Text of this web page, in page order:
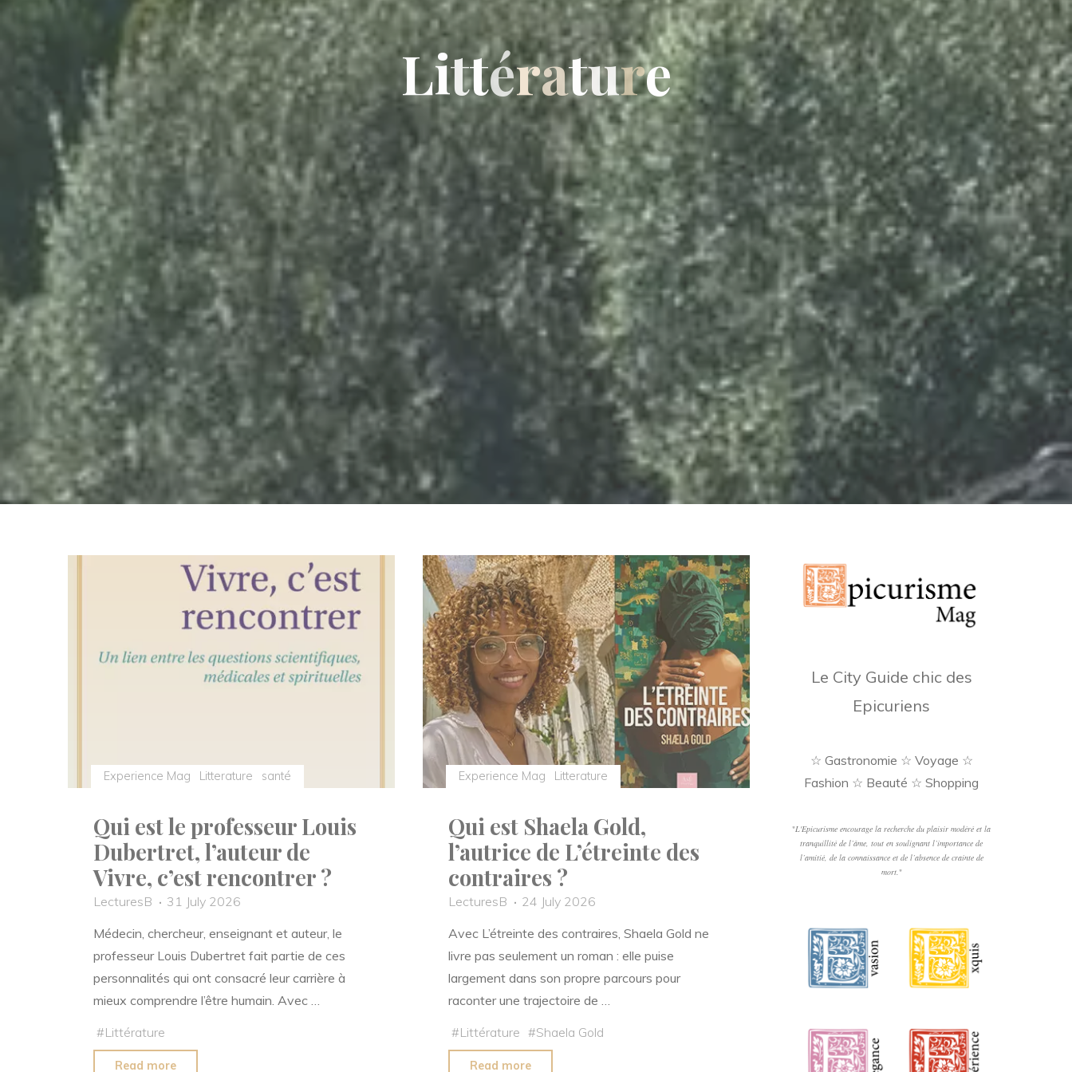
Littérature
Experience Mag Litterature santé
Qui est le professeur Louis
Dubertret, l’auteur de
Vivre, c’est rencontrer ?
LecturesB
31 July 2026
Médecin, chercheur, enseignant et auteur, le
professeur Louis Dubertret fait partie de ces
personnalités qui ont consacré leur carrière à
mieux comprendre l’être humain. Avec …
#Littérature
Read more
Experience Mag Litterature
Qui est Shaela Gold,
l’autrice de L’étreinte des
contraires ?
LecturesB
24 July 2026
Avec L’étreinte des contraires, Shaela Gold ne
livre pas seulement un roman : elle puise
largement dans son propre parcours pour
raconter une trajectoire de …
#Littérature #Shaela Gold
Read more
Le City Guide chic des
Epicuriens
☆ Gastronomie ☆ Voyage ☆
Fashion ☆ Beauté ☆ Shopping
"L'Epicurisme encourage la recherche du plaisir modéré et la
tranquillité de l’âme, tout en soulignant l’importance de
l’amitié, de la connaissance et de l’absence de crainte de
mort. "